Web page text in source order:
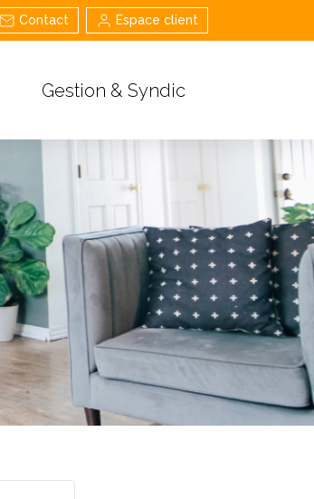
Contact Espace client
Gestion & Syndic